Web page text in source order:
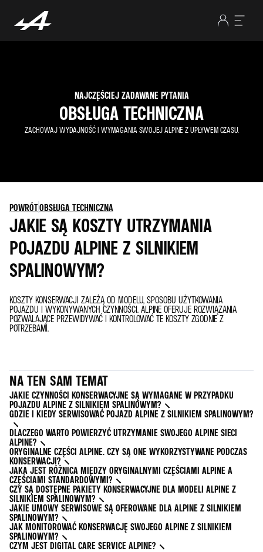
NAJCZĘŚCIEJ ZADAWANE PYTANIA
OBSŁUGA TECHNICZNA
ZACHOWAJ WYDAJNOŚĆ I WYMAGANIA SWOJEJ ALPINE Z UPŁYWEM CZASU.
POWRÓTOBSŁUGA TECHNICZNA
JAKIE SĄ KOSZTY UTRZYMANIA
POJAZDU ALPINE Z SILNIKIEM
SPALINOWYM?
KOSZTY KONSERWACJI ZALEŻĄ OD MODELU, SPOSOBU UŻYTKOWANIA
POJAZDU I WYKONYWANYCH CZYNNOŚCI. ALPINE OFERUJE ROZWIĄZANIA
POZWALAJĄCE PRZEWIDYWAĆ I KONTROLOWAĆ TE KOSZTY ZGODNIE Z
POTRZEBAMI.
NA TEN SAM TEMAT
JAKIE CZYNNOŚCI KONSERWACYJNE SĄ WYMAGANE W PRZYPADKU
POJAZDU ALPINE Z SILNIKIEM SPALINOWYM?
GDZIE I KIEDY SERWISOWAĆ POJAZD ALPINE Z SILNIKIEM SPALINOWYM?
DLACZEGO WARTO POWIERZYĆ UTRZYMANIE SWOJEGO ALPINE SIECI
ALPINE?
ORYGINALNE CZĘŚCI ALPINE. CZY SĄ ONE WYKORZYSTYWANE PODCZAS
KONSERWACJI?
JAKA JEST RÓŻNICA MIĘDZY ORYGINALNYMI CZĘŚCIAMI ALPINE A
CZĘŚCIAMI STANDARDOWYMI?
CZY SĄ DOSTĘPNE PAKIETY KONSERWACYJNE DLA MODELI ALPINE Z
SILNIKIEM SPALINOWYM?
JAKIE UMOWY SERWISOWE SĄ OFEROWANE DLA ALPINE Z SILNIKIEM
SPALINOWYM?
JAK MONITOROWAĆ KONSERWACJĘ SWOJEGO ALPINE Z SILNIKIEM
SPALINOWYM?
CZYM JEST DIGITAL CARE SERVICE ALPINE?